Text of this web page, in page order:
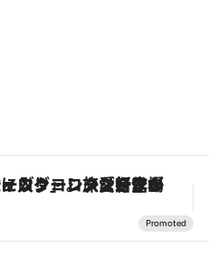
ヴァシュロン・コンスタンタン「オーヴァーシーズ・オートマティック」。旅愛好家のお気に入りコレクションから、ジェンダーレスな新作が登場